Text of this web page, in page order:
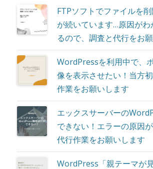
FTPソフトでファイルを
が続いています…原因が
るので、調査と代行をお
WordPressを利用中で、
像を表示させたい！当方
作業をお願いします
エックスサーバーの
できない！エラーの原因
代行作業をお願いします
WordPress「親テーマが